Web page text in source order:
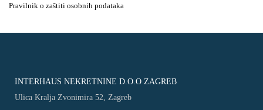
Pravilnik o zaštiti osobnih podataka
INTERHAUS NEKRETNINE D.O.O ZAGREB
Ulica Kralja Zvonimira 52, Zagreb